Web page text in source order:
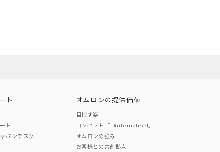
ト
ト
パンデスク
オムロンの提供価値
目指す姿
コンセプト「i-Automation!」
オムロンの強み
お客様との共創拠点